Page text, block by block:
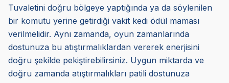
Tuvaletini doğru bölgeye yaptığında ya da söylenilen
bir komutu yerine getirdiği vakit kedi ödül maması
verilmelidir. Aynı zamanda, oyun zamanlarında
dostunuza bu atıştırmalıklardan vererek enerjisini
doğru şekilde pekiştirebilirsiniz. Uygun miktarda ve
doğru zamanda atıştırmalıkları patili dostunuza